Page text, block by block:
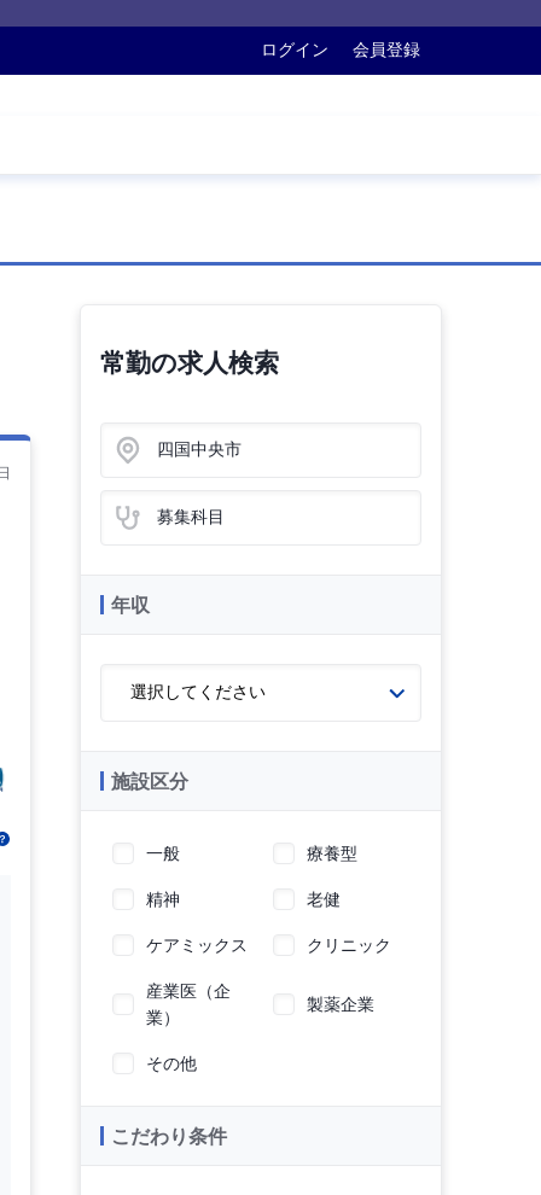
ログイン 会員登録
常勤の求人検索
四国中央市
募集科目
年収
施設区分
一般
療養型
精神
老健
ケアミックス
クリニック
産業医（企
業）
製薬企業
その他
こだわり条件